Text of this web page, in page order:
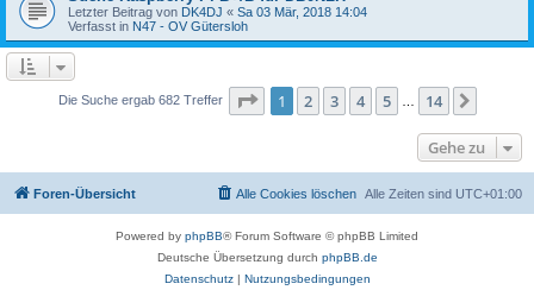
Letzter Beitrag von DK4DJ « Sa 03 Mär, 2018 14:04
Verfasst in N47 - OV Gütersloh
Die Suche ergab 682 Treffer Seite 1von 14
1 2 3 4 5 14
Gehe zu
Foren-Übersicht Alle Zeiten sind UTC+01:00
Alle Cookies löschen
Powered by phpBB® Forum Software © phpBB Limited
Deutsche Übersetzung durch phpBB.de
Datenschutz| Nutzungsbedingungen